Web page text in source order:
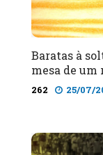
Baratas à
mesa de um
262 25/07/